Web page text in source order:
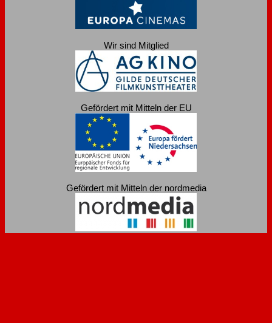
Wir sind Mitglied
Gefördert mit Mitteln der EU
Gefördert mit Mitteln der nordmedia